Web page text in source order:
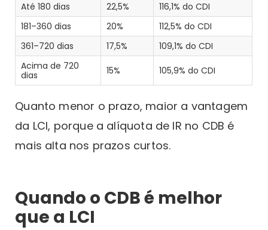
Até 180 dias
22,5%
116,1% do CDI
181–360 dias
20%
112,5% do CDI
361–720 dias
17,5%
109,1% do CDI
Acima de 720
dias
15% 105,9% do CDI
Quanto menor o prazo, maior a vantagem
da LCI, porque a alíquota de IR no CDB é
mais alta nos prazos curtos.
Quando o CDB é melhor
que a LCI